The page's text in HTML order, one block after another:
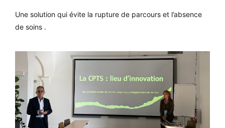
Une solution qui évite la rupture de parcours et l’absence
de soins .